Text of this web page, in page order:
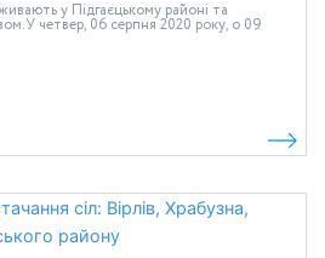
у Підгаєцькому районі та
четвер, 06 серпня 2020 року, о 09